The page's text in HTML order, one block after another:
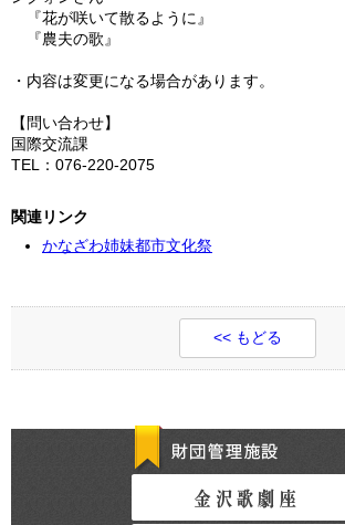
『花が咲いて散るように』
『農夫の歌』
・内容は変更になる場合があります。
【問い合わせ】
国際交流課
TEL：076-220-2075
関連リンク
かなざわ姉妹都市文化祭
<< もどる